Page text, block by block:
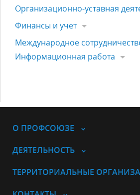
Организационно-уставная
Финансы и учет
Международное
Информационная работа
О ПРОФСОЮЗЕ
ДЕЯТЕЛЬНОСТЬ
ТЕРРИТОРИАЛЬНЫЕ